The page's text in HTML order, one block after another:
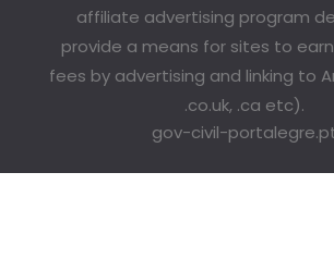
affiliate advertising program
provide a means for sites to
fees by advertising and linking to
.co.uk, .ca etc).
gov-civil-